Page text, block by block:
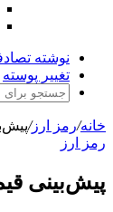
نوشته
تغییر پوسته
خانه/رمز ارز/
رمز ارز
پیش‌بینی